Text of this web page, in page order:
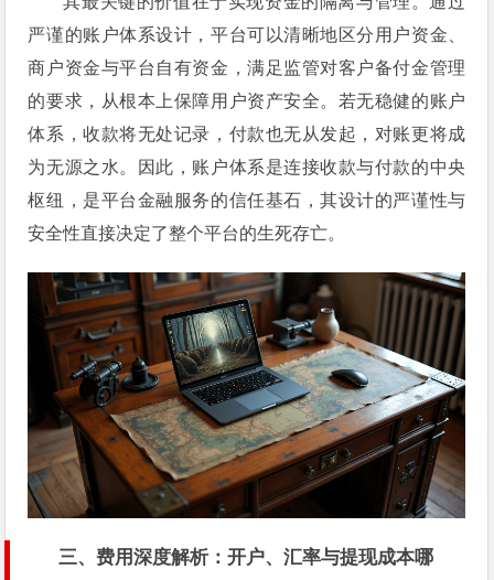
严谨的账户体系设计，平台可以清晰地区分用户资金、
商户资金与平台自有资金，满足监管对客户备付金管理
的要求，从根本上保障用户资产安全。若无稳健的账户
体系，收款将无处记录，付款也无从发起，对账更将成
为无源之水。因此，账户体系是连接收款与付款的中央
枢纽，是平台金融服务的信任基石，其设计的严谨性与
安全性直接决定了整个平台的生死存亡。
三、费用深度解析：开户、汇率与提现成本哪